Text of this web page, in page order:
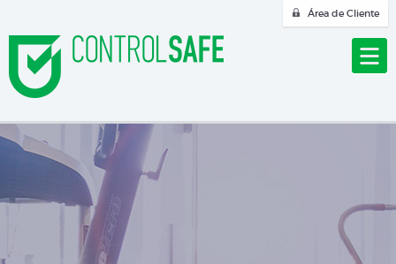
Área de Cliente